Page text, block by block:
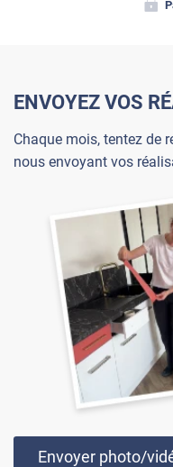
ENVOYEZ VOS
Chaque mois, tentez de
nous envoyant vos
Envoyer photo/